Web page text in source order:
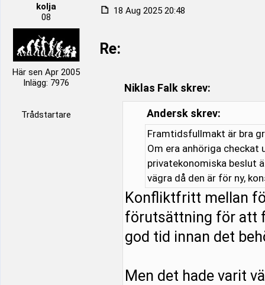
kolja
08
Här sen Apr 2005
Inlägg: 7976
Trådstartare
18 Aug 2025 20:48
Re:
Niklas Falk skrev:
Andersk skrev:
Framtidsfullmakt är bra
Om era anhöriga
privatekonomiska beslut
vägra då den är för ny,
Konfliktfritt mellan
förutsättning för att
god tid innan det
Men det hade varit